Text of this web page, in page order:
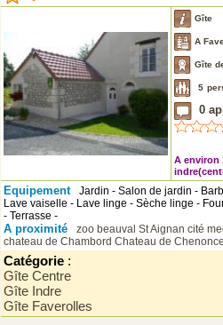
Gîte
A
Gîte
5
0
A environ
Equipement
Jardin - Salon de jardin -
Lave vaiselle - Lave linge - Sèche linge -
- Terrasse -
A proximité zoo beauval St Aignan cité
chateau de Chambord Chateau de
Catégorie :
Gîte Centre
Gîte Indre
Gîte Faverolles